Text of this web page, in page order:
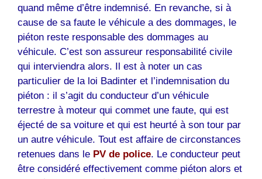
quand même d’être indemnisé. En revanche, si à
cause de sa faute le véhicule a des dommages, le
piéton reste responsable des dommages au
véhicule. C’est son assureur responsabilité civile
qui interviendra alors. Il est à noter un cas
particulier de la loi Badinter et l’indemnisation du
piéton : il s’agit du conducteur d’un véhicule
terrestre à moteur qui commet une faute, qui est
éjecté de sa voiture et qui est heurté à son tour par
un autre véhicule. Tout est affaire de circonstances
retenues dans le PV de police. Le conducteur peut
être considéré effectivement comme piéton alors et